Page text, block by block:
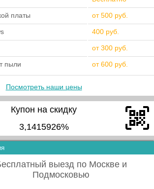
платы от 500 руб.
400 руб.
от 300 руб.
пыли от 600 руб.
Посмотреть наши цены
Купон на скидку
3,1415926%
выезд по Москве и
Подмосковью